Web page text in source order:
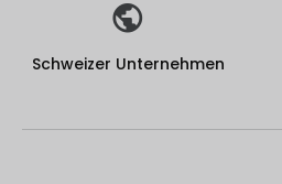
Schweizer Unternehmen